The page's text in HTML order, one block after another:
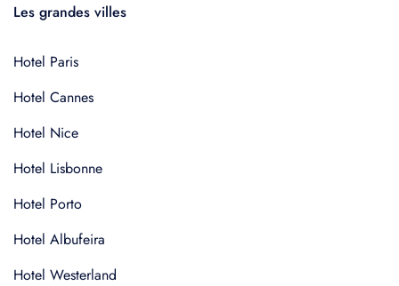
Les grandes villes
Hotel Paris
Hotel Cannes
Hotel Nice
Hotel Lisbonne
Hotel Porto
Hotel Albufeira
Hotel Westerland